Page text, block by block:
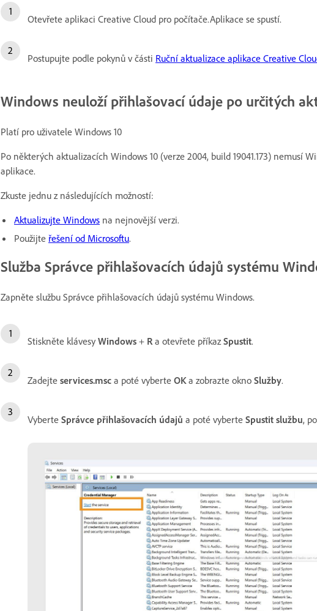
Otevřete aplikaci Creative Cloud pro počítače.Aplikace se spustí.
Postupujte podle pokynů v části Ruční aktualizace aplikace Creative
Windows neuloží přihlašovací údaje po určitých
Platí pro uživatele Windows 10
Po některých aktualizacích Windows 10 (verze 2004, build 19041.173) nemusí
aplikace.
Zkuste jednu z následujících možností:
Aktualizujte Windows na nejnovější verzi.
Použijte řešení od Microsoftu.
Služba Správce přihlašovacích údajů systému
Zapněte službu Správce přihlašovacích údajů systému Windows.
Stiskněte klávesy Windows + R a otevřete příkaz Spustit.
Zadejte services.msc a poté vyberte OK a zobrazte okno Služby.
Vyberte Správce přihlašovacích údajů a poté vyberte Spustit službu,